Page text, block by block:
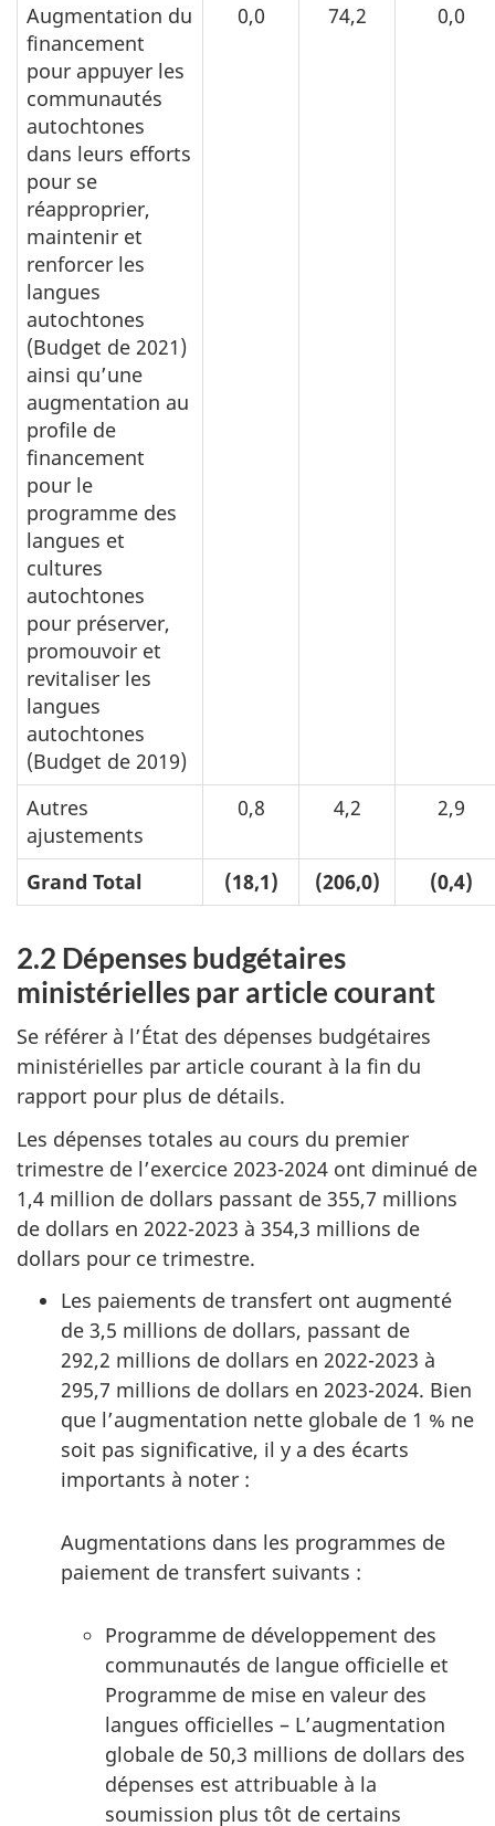
Augmentation du
financement
pour appuyer les
communautés
autochtones
dans leurs efforts
pour se
réapproprier,
maintenir et
renforcer les
langues
autochtones
(Budget de 2021)
ainsi qu’une
augmentation au
profile de
financement
pour le
programme des
langues et
cultures
autochtones
pour préserver,
promouvoir et
revitaliser les
langues
autochtones
(Budget de 2019)
0,0 74,2 0,0
Autres
ajustements
0,8 4,2 2,9
Grand Total (18,1) (206,0) (0,4)
2.2 Dépenses budgétaires
ministérielles par article courant
Se référer à l’État des dépenses budgétaires
ministérielles par article courant à la fin du
rapport pour plus de détails.
Les dépenses totales au cours du premier
trimestre de l’exercice 2023-2024 ont diminué de
1,4 million de dollars passant de 355,7 millions
de dollars en 2022-2023 à 354,3 millions de
dollars pour ce trimestre.
Les paiements de transfert ont augmenté
de 3,5 millions de dollars, passant de
292,2 millions de dollars en 2022-2023 à
295,7 millions de dollars en 2023-2024. Bien
que l’augmentation nette globale de 1 % ne
soit pas significative, il y a des écarts
importants à noter :
Augmentations dans les programmes de
paiement de transfert suivants :
Programme de développement des
communautés de langue officielle et
Programme de mise en valeur des
langues officielles – L’augmentation
globale de 50,3 millions de dollars des
dépenses est attribuable à la
soumission plus tôt de certains